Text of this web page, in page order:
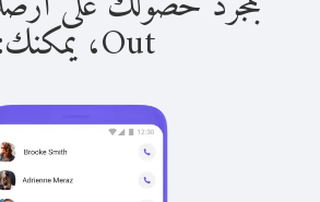
Out، يمكنك: